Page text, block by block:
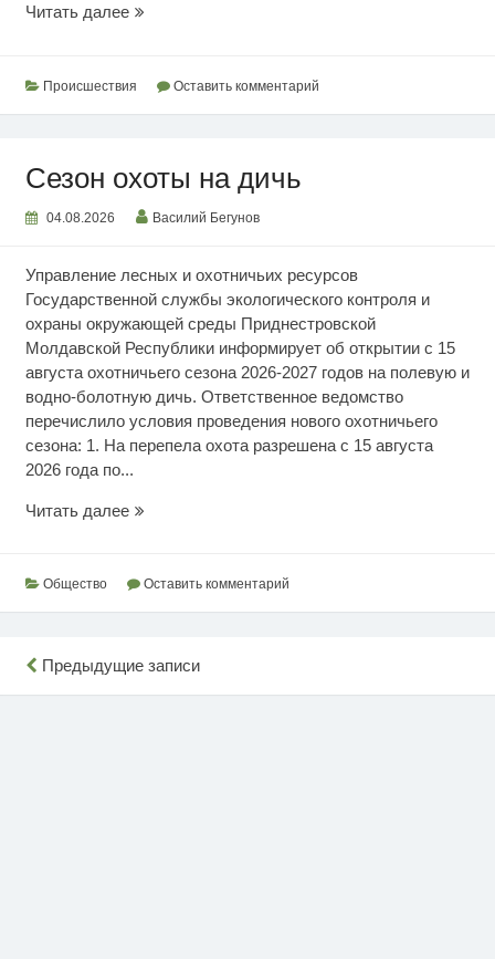
Читать далееНарушения
землю
Происшествия Оставить комментарий
Сезон охоты на дичь
04.08.2026 Василий Бегунов
Управление лесных и охотничьих ресурсов
Государственной службы экологического контроля и
охраны окружающей среды Приднестровской
Молдавской Республики информирует об открытии с 15
августа охотничьего сезона 2026-2027 годов на полевую и
водно-болотную дичь. Ответственное ведомство
перечислило условия проведения нового охотничьего
сезона: 1. На перепела охота разрешена с 15 августа
2026 года по...
Читать далееСезон
дичь
Общество Оставить комментарий
Навигация
по
Предыдущие записи